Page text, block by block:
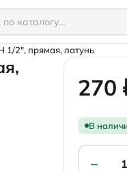
1/2", прямая, латунь
270
В
− 1